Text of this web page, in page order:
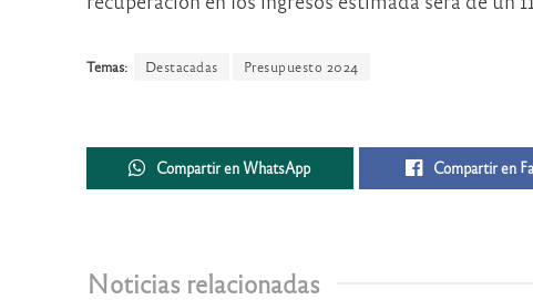
Temas: Destacadas Presupuesto 2024
Compartir en WhatsApp Compartir en
Noticias relacionadas